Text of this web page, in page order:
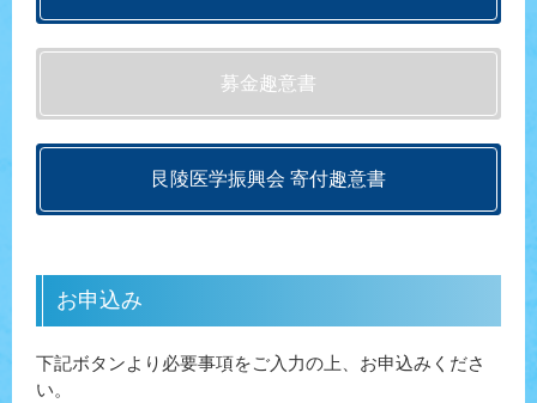
募金趣意書
艮陵医学振興会 寄付趣意書
お申込み
下記ボタンより必要事項をご入力の上、お申込みくださ
い。